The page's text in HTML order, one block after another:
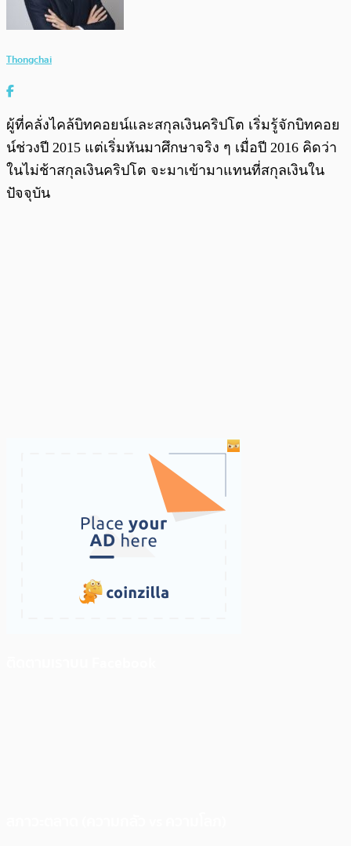
Thongchai
ผู้ที่คลั่งไคล้บิทคอยน์และสกุลเงินคริปโต เริ่มรู้จักบิทคอย
น์ช่วงปี 2015 แต่เริ่มหันมาศึกษาจริง ๆ เมื่อปี 2016 คิดว่า
ในไม่ช้าสกุลเงินคริปโต จะมาเข้ามาแทนที่สกุลเงินใน
ปัจจุบัน